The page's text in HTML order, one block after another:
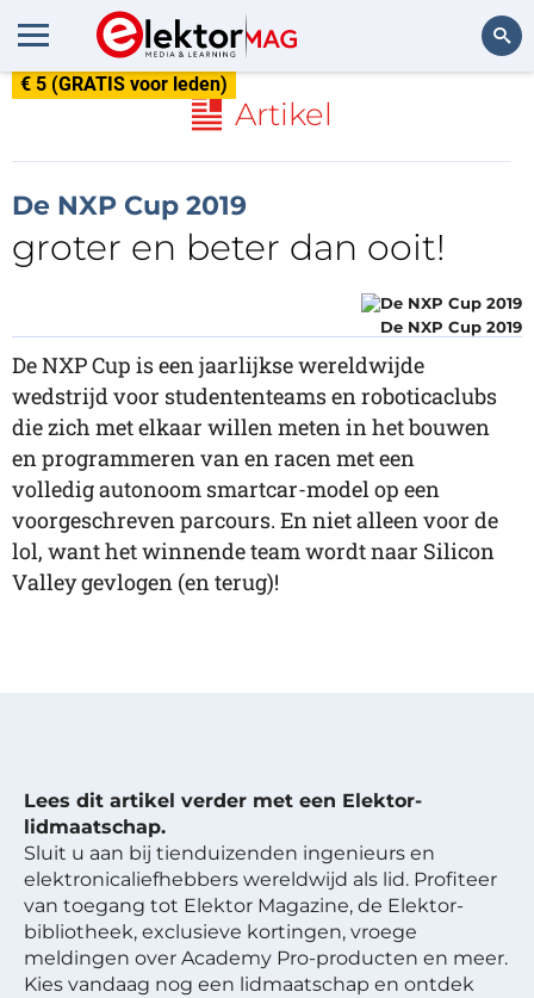
€ 5 (GRATIS voor leden)
Artikel
De NXP Cup 2019
groter en beter dan ooit!
De NXP Cup 2019
De NXP Cup is een jaarlijkse wereldwijde
wedstrijd voor studententeams en roboticaclubs
die zich met elkaar willen meten in het bouwen
en programmeren van en racen met een
volledig autonoom smartcar-model op een
voorgeschreven parcours. En niet alleen voor de
lol, want het winnende team wordt naar Silicon
Valley gevlogen (en terug)!
Lees dit artikel verder met een Elektor-
lidmaatschap.
Sluit u aan bij tienduizenden ingenieurs en
elektronicaliefhebbers wereldwijd als lid. Profiteer
van toegang tot Elektor Magazine, de Elektor-
bibliotheek, exclusieve kortingen, vroege
meldingen over Academy Pro-producten en meer.
Kies vandaag nog een lidmaatschap en ontdek